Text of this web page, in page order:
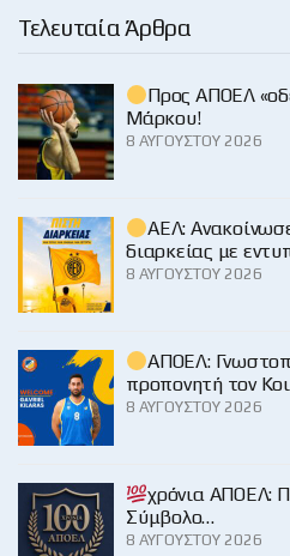
Τελευταία Άρθρα
Προς ΑΠΟΕΛ
Μάρκου!
8 ΑΥΓΟΎΣΤΟΥ 2026
ΑΕΛ:
διαρκείας με
8 ΑΥΓΟΎΣΤΟΥ 2026
ΑΠΟΕΛ:
προπονητή τον
8 ΑΥΓΟΎΣΤΟΥ 2026
χρόνια ΑΠΟΕΛ:
Σύμβολο…
8 ΑΥΓΟΎΣΤΟΥ 2026